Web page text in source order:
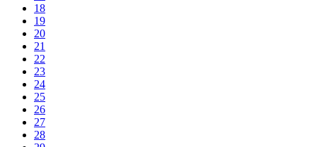
18
19
20
21
22
23
24
25
26
27
28